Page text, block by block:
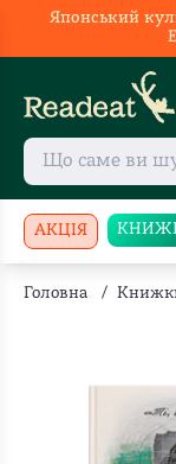
Японський
АКЦІЯ
Головна /